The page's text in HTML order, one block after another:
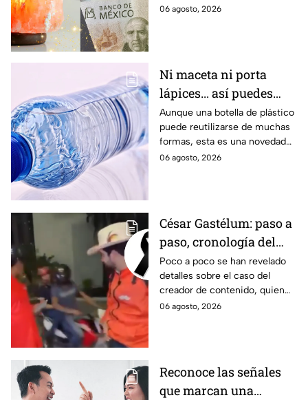
algunas personas utilizan para
significado tiene.
06 agosto, 2026
Ni maceta ni porta
lápices... así puedes
reutilizar tu botella de
plástico
Aunque una botella de plástico
puede reutilizarse de muchas
formas, esta es una novedad
entre las opciones. Así puedes
06 agosto, 2026
César Gastélum: paso a
paso, cronología del
asesinato del
influencer en plena
transmisión en vivo
Poco a poco se han revelado
detalles sobre el caso del
creador de contenido, quien
estaba grabando un video en
06 agosto, 2026
Reconoce las señales
que marcan una